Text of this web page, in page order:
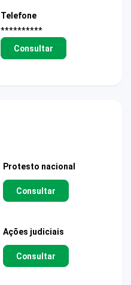
Telefone
**********
Consultar
Protesto nacional
Consultar
Ações judiciais
Consultar